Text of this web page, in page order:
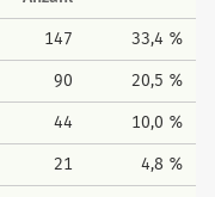
147 33,4 %
90 20,5 %
44 10,0 %
21 4,8 %